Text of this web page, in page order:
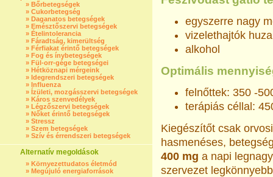
» Bőrbetegségek
» Cukorbetegség
» Daganatos betegségek
» Emésztőszervi betegségek
» Ételintolerancia
» Fáradtság, kimerültség
» Férfiakat érintő betegségek
» Fog és ínybetegségek
» Fül-orr-gége betegségei
» Hétköznapi mérgeink
» Idegrendszeri betegségek
» Influenza
» Ízületi, mozgásszervi betegségek
» Káros szenvedélyek
» Légzőszervi betegségek
» Nőket érintő betegségek
» Stressz
» Szem betegségek
» Szív és érrendszeri betegségek
Alternatív megoldások
» Környezettudatos életmód
» Megújuló energiaforrások
egyszerre nagy
vizelethajtók
alkohol
Optimális
felnőttek: 350 -
terápiás céllal:
Kiegészítőt csak
hasmenéses,
400 mg a napi
szervezet